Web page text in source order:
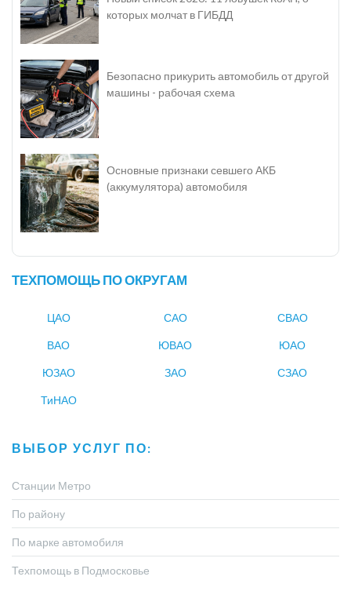
которых молчат в ГИБДД
Безопасно прикурить автомобиль от другой
машины - рабочая схема
Основные признаки севшего АКБ
(аккумулятора) автомобиля
ТЕХПОМОЩЬ ПО ОКРУГАМ
ЦАО САО СВАО
ВАО ЮВАО ЮАО
ЮЗАО ЗАО СЗАО
ТиНАО
ВЫБОР УСЛУГ ПО:
Станции Метро
По району
По марке автомобиля
Техпомощь в Подмосковье